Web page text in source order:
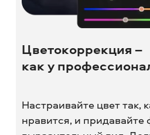
Цветокоррекция –
как у
Настраивайте цвет так,
нравится, и придавайте